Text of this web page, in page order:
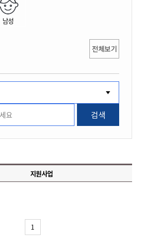
남성
전체보기
검색
지원사업
1